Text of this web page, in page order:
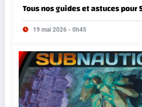
Tous nos guides et astuces pour
19 mai 2026 - 0h45